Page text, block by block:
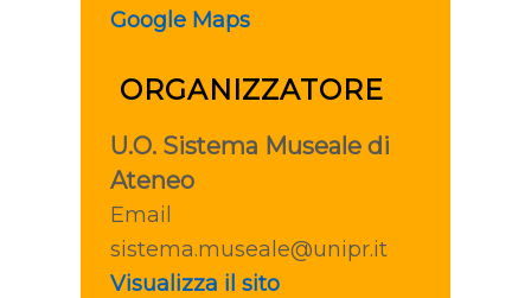
Google Maps
ORGANIZZATORE
U.O. Sistema Museale di
Ateneo
Email
sistema.museale@unipr.it
Visualizza il sito